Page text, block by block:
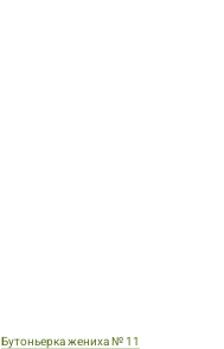
Бутоньерка жениха № 11